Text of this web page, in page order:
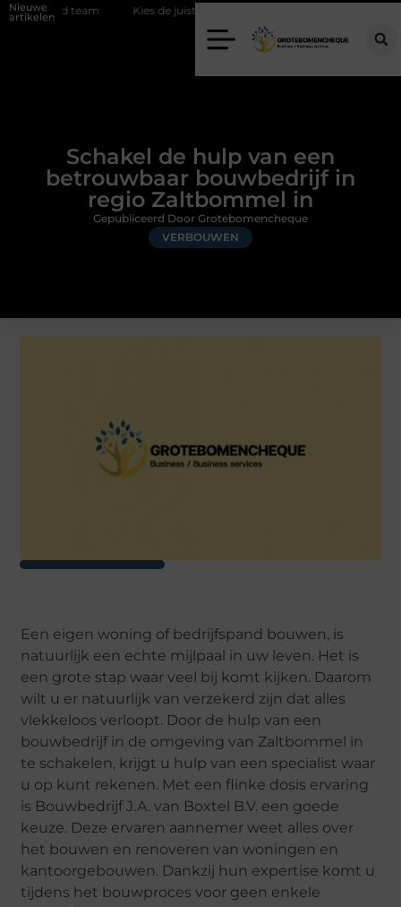
Nieuwe
artikelen
team Kies de juiste diamantboor voor uw project
Schakel de hulp van een
betrouwbaar bouwbedrijf in
regio Zaltbommel in
VERBOUWEN
Gepubliceerd Door Grotebomencheque
Een eigen woning of bedrijfspand bouwen, is
natuurlijk een echte mijlpaal in uw leven. Het is
een grote stap waar veel bij komt kijken. Daarom
wilt u er natuurlijk van verzekerd zijn dat alles
vlekkeloos verloopt. Door de hulp van een
bouwbedrijf in de omgeving van Zaltbommel in
te schakelen, krijgt u hulp van een specialist waar
u op kunt rekenen. Met een flinke dosis ervaring
is Bouwbedrijf J.A. van Boxtel B.V. een goede
keuze. Deze ervaren aannemer weet alles over
het bouwen en renoveren van woningen en
kantoorgebouwen. Dankzij hun expertise komt u
tijdens het bouwproces voor geen enkele